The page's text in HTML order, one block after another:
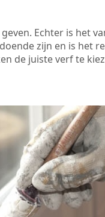
Echter is het
zijn en is het
de juiste verf te